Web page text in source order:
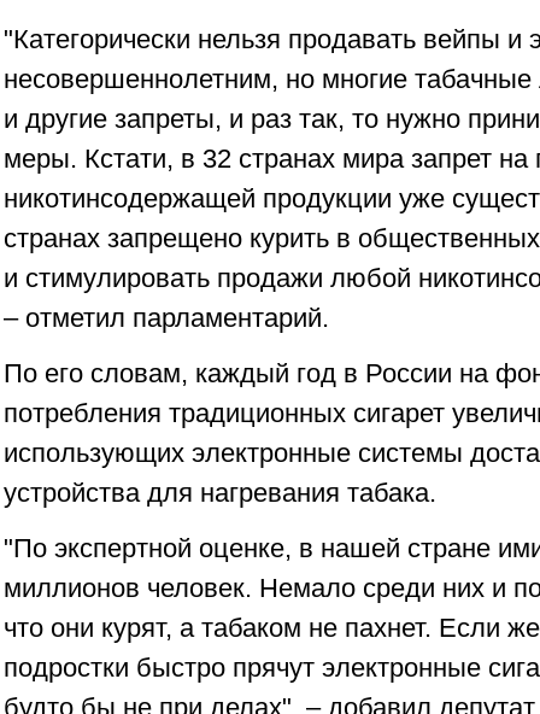
"Категорически нельзя продавать вейпы и
несовершеннолетним, но многие табачные
и другие запреты, и раз так, то нужно
меры. Кстати, в 32 странах мира запрет на
никотинсодержащей продукции уже
странах запрещено курить в
и стимулировать продажи любой
– отметил парламентарий.
По его словам, каждый год в России на
потребления традиционных сигарет
использующих электронные системы
устройства для нагревания табака.
"По экспертной оценке, в нашей стране
миллионов человек. Немало среди них и
что они курят, а табаком не пахнет. Если
подростки быстро прячут электронные
будто бы не при делах", – добавил депутат.